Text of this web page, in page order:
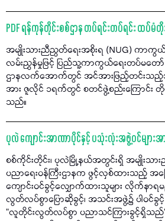
PDF ရန်ကုန်တိုင်းစစ်ဌာန တပ်ရင်းတပ်ရင်း ထပ်မံတို
အမျိုးသားညီညွတ်ရေးအစိုးရ (NUG) ကာကွယ်
လမ်းညွှန်မှုဖြင့် ပြည်သူ့ကာကွယ်ရေးတပ်မတော်
ဌာနလက်အောက်တွင် အင်အားဖြည့်တင်းသည့်အ
အား ဇူလိုင် ၁ရက်တွင် စတင်ဖွဲ့စည်းကြောင်း
သည်။
ပုလဲ ကျောင်းအာဏာပိုင်နှင့် ပသုံးလုံးအဖွဲ့ဝင်များအ
စစ်ကိုင်းတိုင်း၊ ပုလဲမြို့နယ်အတွင်းရှိ အမျိုးသာ
ပညာရေးဝန်ကြီးဌာနက ဖွင့်လှစ်ထားသည့် အခြ
ကျောင်းဝင်ခွင့်လျှောက်ထားသူများ လိုက်နာရ
လွတ်လပ်စွာပြောဆိုခွင့်၊ အသင်းအဖွဲ့၌ ပါဝင်ခွ
"လူတိုင်းလွတ်လပ်စွာ ပညာသင်ကြားခွင့်ရှိသ